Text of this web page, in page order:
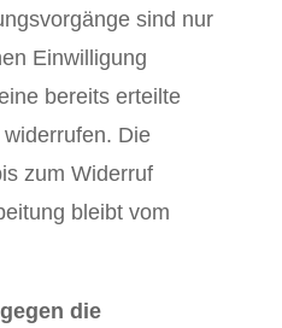
sind nur
Einwilligung
bereits erteilte
Die
zum Widerruf
bleibt vom
die